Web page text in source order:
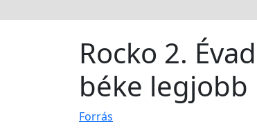
Rocko 2.
béke legjobb
Forrás